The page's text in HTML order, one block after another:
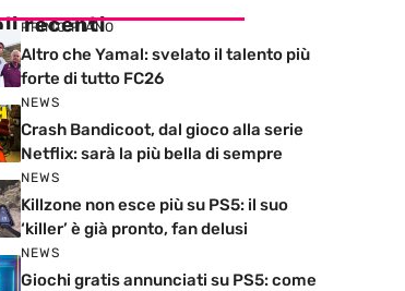
recenti
PRIMO PIANO
Altro che Yamal: svelato il talento più
forte di tutto FC26
NEWS
Crash Bandicoot, dal gioco alla serie
Netflix: sarà la più bella di sempre
NEWS
Killzone non esce più su PS5: il suo
‘killer’ è già pronto, fan delusi
NEWS
Giochi gratis annunciati su PS5: come